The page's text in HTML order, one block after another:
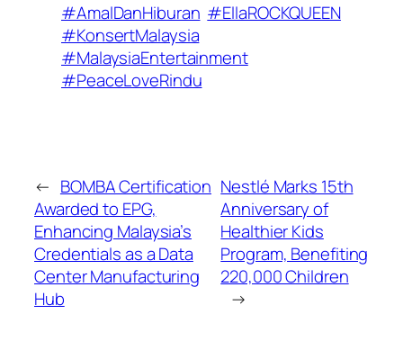
#AmalDanHiburan #EllaROCKQUEEN
#KonsertMalaysia
#MalaysiaEntertainment
#PeaceLoveRindu
← BOMBA Certification
Awarded to EPG,
Enhancing Malaysia’s
Credentials as a Data
Center Manufacturing
Hub
Nestlé Marks 15th
Anniversary of
Healthier Kids
Program, Benefiting
220,000 Children
→